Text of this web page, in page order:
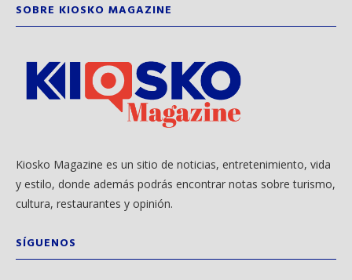
SOBRE KIOSKO MAGAZINE
Kiosko Magazine es un sitio de noticias, entretenimiento, vida
y estilo, donde además podrás encontrar notas sobre turismo,
cultura, restaurantes y opinión.
SÍGUENOS